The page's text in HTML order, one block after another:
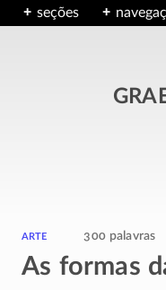
seções
arte 300 palavras
As formas